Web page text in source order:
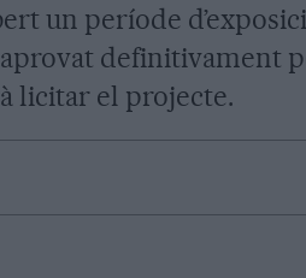
un període
aprovat definitivament
licitar el projecte.